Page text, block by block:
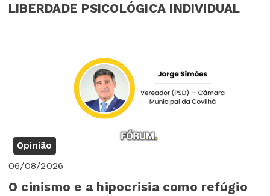
LIBERDADE PSICOLÓGICA INDIVIDUAL
Opinião
06/08/2026
O cinismo e a hipocrisia como refúgio